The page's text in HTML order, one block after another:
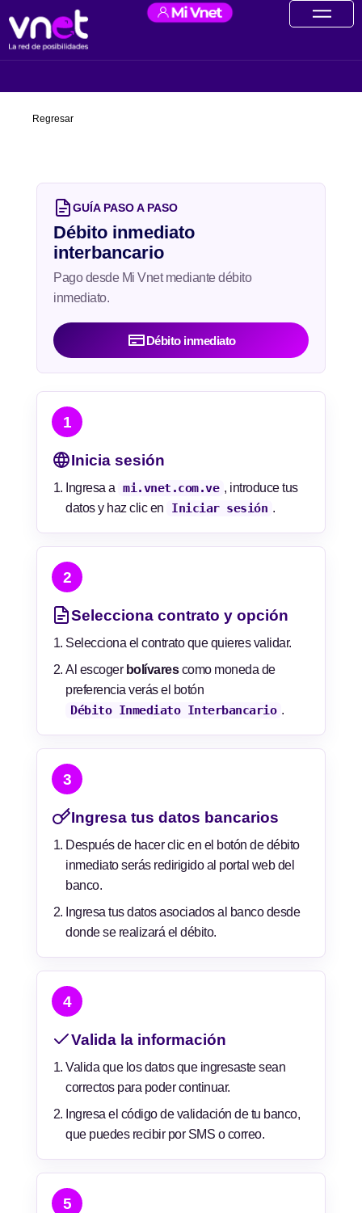
Regresar
GUÍA PASO A PASO
Débito inmediato
interbancario
Pago desde Mi Vnet mediante débito
inmediato.
Débito inmediato
1
Inicia sesión
Ingresa a mi.vnet.com.ve , introduce tus
datos y haz clic en
Iniciar sesión .
2
Selecciona contrato y opción
Selecciona el contrato que quieres validar.
Al escoger bolívarescomo moneda de
preferencia verás el botón
Débito Inmediato Interbancario .
3
Ingresa tus datos bancarios
Después de hacer clic en el botón de débito
inmediato serás redirigido al portal web del
banco.
Ingresa tus datos asociados al banco desde
donde se realizará el débito.
4
Valida la información
Valida que los datos que ingresaste sean
correctos para poder continuar.
Ingresa el código de validación de tu banco,
que puedes recibir por SMS o correo.
5